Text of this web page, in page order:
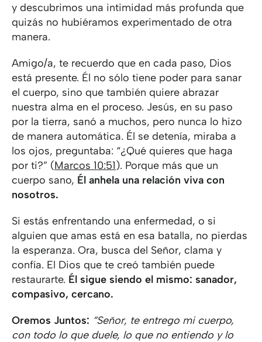
y descubrimos una intimidad más profunda que
quizás no hubiéramos experimentado de otra
manera.
Amigo/a, te recuerdo que en cada paso, Dios
está presente. Él no sólo tiene poder para sanar
el cuerpo, sino que también quiere abrazar
nuestra alma en el proceso. Jesús, en su paso
por la tierra, sanó a muchos, pero nunca lo hizo
de manera automática. Él se detenía, miraba a
los ojos, preguntaba: “¿Qué quieres que haga
por ti?” (Marcos 10:51). Porque más que un
cuerpo sano, Él anhela una relación viva con
nosotros.
Si estás enfrentando una enfermedad, o si
alguien que amas está en esa batalla, no pierdas
la esperanza. Ora, busca del Señor, clama y
confía. El Dios que te creó también puede
restaurarte. Él sigue siendo el mismo: sanador,
compasivo, cercano.
Oremos Juntos: “Señor, te entrego mi cuerpo,
con todo lo que duele, lo que no entiendo y lo